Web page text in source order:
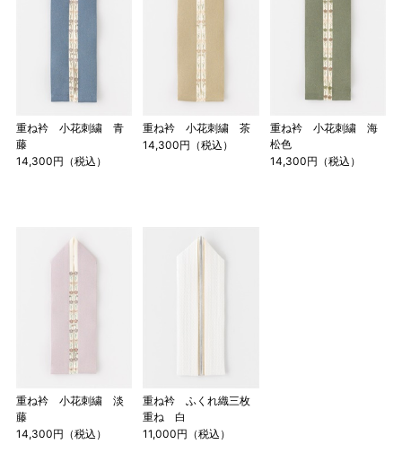
重ね衿 小花刺繍 青
藤
14,300円（税込）
重ね衿 小花刺繍 茶
14,300円（税込）
重ね衿 小花刺繍 海
松色
14,300円（税込）
重ね衿 小花刺繍 淡
藤
14,300円（税込）
重ね衿 ふくれ織三枚
重ね 白
11,000円（税込）